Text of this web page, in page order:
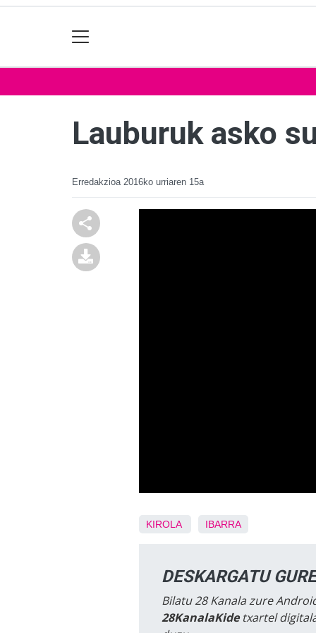
Lauburuk asko
Erredakzioa 2016ko urriaren 15a
KIROLA IBARRA
DESKARGATU
Bilatu 28 Kanala zure
28KanalaKidetxartel